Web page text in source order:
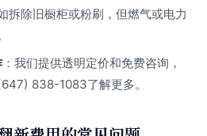
拆除旧橱柜或粉刷，但燃气或电力
：我们提供透明定价和免费咨询，
838-1083了解更多。